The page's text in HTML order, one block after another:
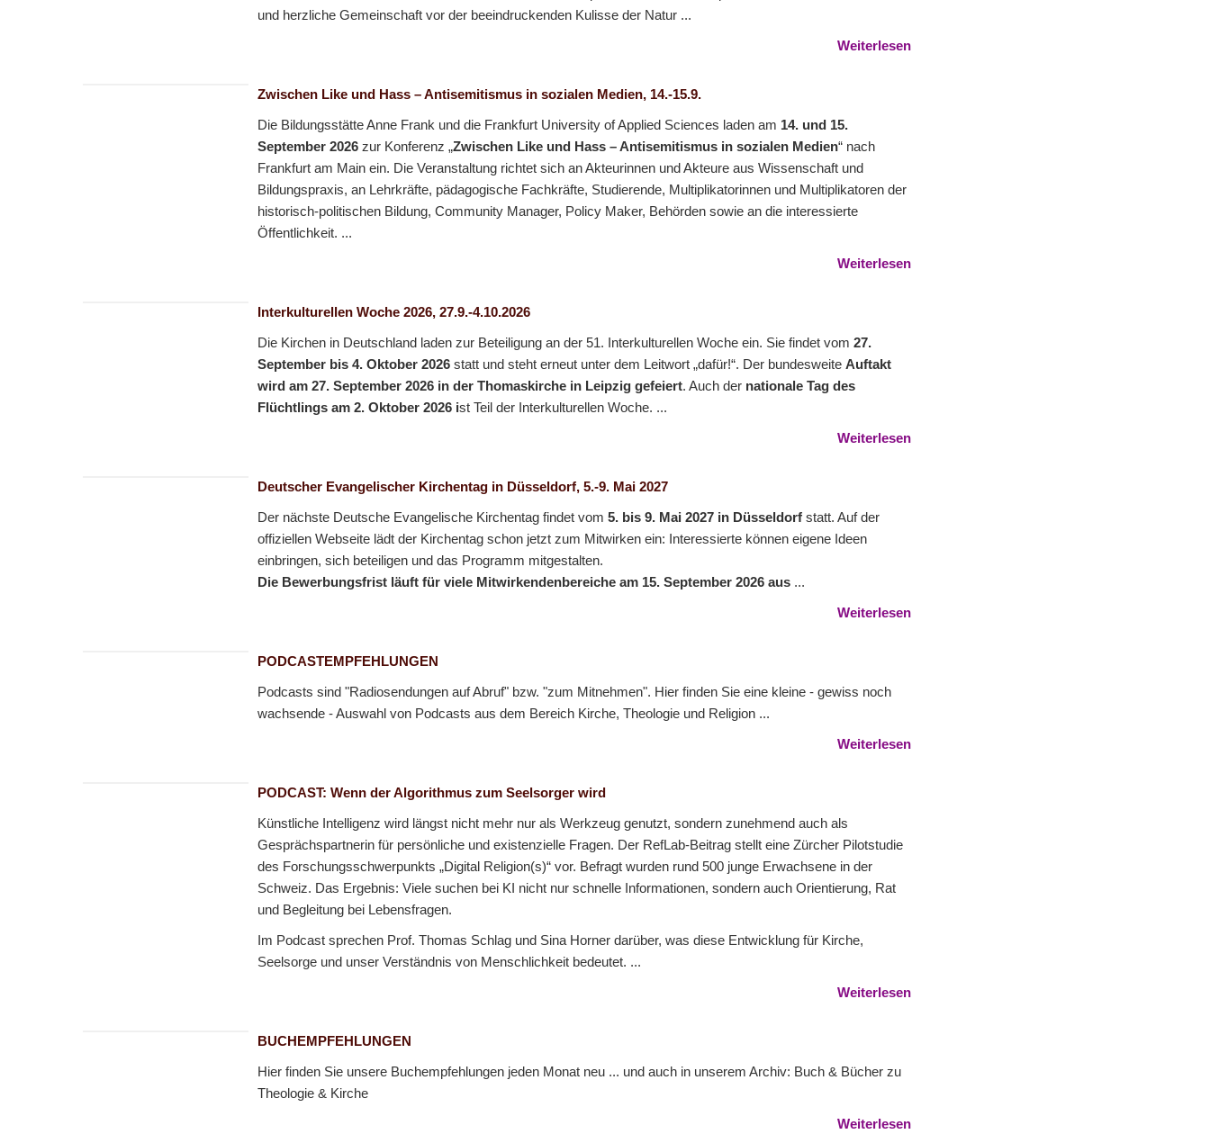
und herzliche Gemeinschaft vor der beeindruckenden Kulisse der Natur ...
Weiterlesen
Zwischen Like und Hass – Antisemitismus in sozialen Medien, 14.-15.9.
Die Bildungsstätte Anne Frank und die Frankfurt University of Applied Sciences laden am 14. und 15.
September 2026 zur Konferenz „Zwischen Like und Hass – Antisemitismus in sozialen Medien“ nach
Frankfurt am Main ein. Die Veranstaltung richtet sich an Akteurinnen und Akteure aus Wissenschaft und
Bildungspraxis, an Lehrkräfte, pädagogische Fachkräfte, Studierende, Multiplikatorinnen und Multiplikatoren der
historisch-politischen Bildung, Community Manager, Policy Maker, Behörden sowie an die interessierte
Öffentlichkeit. ...
Weiterlesen
Interkulturellen Woche 2026, 27.9.-4.10.2026
Die Kirchen in Deutschland laden zur Beteiligung an der 51. Interkulturellen Woche ein. Sie findet vom 27.
September bis 4. Oktober 2026 statt und steht erneut unter dem Leitwort „dafür!“. Der bundesweite Auftakt
wird am 27. September 2026 in der Thomaskirche in Leipzig gefeiert. Auch der nationale Tag des
Flüchtlings am 2. Oktober 2026 ist Teil der Interkulturellen Woche. ...
Weiterlesen
Deutscher Evangelischer Kirchentag in Düsseldorf, 5.-9. Mai 2027
Der nächste Deutsche Evangelische Kirchentag findet vom 5. bis 9. Mai 2027 in Düsseldorf statt. Auf der
offiziellen Webseite lädt der Kirchentag schon jetzt zum Mitwirken ein: Interessierte können eigene Ideen
einbringen, sich beteiligen und das Programm mitgestalten.
Die Bewerbungsfrist läuft für viele Mitwirkendenbereiche am 15. September 2026 aus ...
Weiterlesen
PODCASTEMPFEHLUNGEN
Podcasts sind "Radiosendungen auf Abruf" bzw. "zum Mitnehmen". Hier finden Sie eine kleine - gewiss noch
wachsende - Auswahl von Podcasts aus dem Bereich Kirche, Theologie und Religion ...
Weiterlesen
PODCAST: Wenn der Algorithmus zum Seelsorger wird
Künstliche Intelligenz wird längst nicht mehr nur als Werkzeug genutzt, sondern zunehmend auch als
Gesprächspartnerin für persönliche und existenzielle Fragen. Der RefLab-Beitrag stellt eine Zürcher Pilotstudie
des Forschungsschwerpunkts „Digital Religion(s)“ vor. Befragt wurden rund 500 junge Erwachsene in der
Schweiz. Das Ergebnis: Viele suchen bei KI nicht nur schnelle Informationen, sondern auch Orientierung, Rat
und Begleitung bei Lebensfragen.
Im Podcast sprechen Prof. Thomas Schlag und Sina Horner darüber, was diese Entwicklung für Kirche,
Seelsorge und unser Verständnis von Menschlichkeit bedeutet. ...
Weiterlesen
BUCHEMPFEHLUNGEN
Hier finden Sie unsere Buchempfehlungen jeden Monat neu ... und auch in unserem Archiv: Buch & Bücher zu
Theologie & Kirche
Weiterlesen